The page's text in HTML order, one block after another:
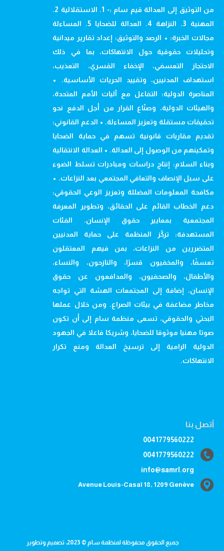
من التوثيق إلى العدالة قيم سام :- 1. الاستقلالية 2.
المهنية 3. النزاهة 4. العدالة للضحايا 5. المساءلة
مجالات الخبرة: • الرصد والتوثيق: إعداد تقارير ميدانية
وتحليلات حقوقية حول الانتهاكات، بما في ذلك
الاحتجاز التعسفي، الإخفاء القسري، التعذيب،
استهداف المدنيين، وتقييد الحريات الأساسية. •
المناصرة الدولية: التفاعل مع آليات الأمم المتحدة،
والهيئات الدولية، وصنّاع القرار من أجل الدفع نحو
تحقيقات مستقلة وتعزيز المساءلة. • الدعم القانوني:
تقديم مقاربات قانونية تسهم في حماية الضحايا
وتمكينهم من الوصول إلى العدالة. • العدالة الانتقالية
وبناء السلام: إنتاج دراسات ومبادرات تسلط الضوء
على سبل الإنصاف والتعافي المجتمعي بعد النزاعات. •
مكافحة المعلومات المضللة وتعزيز الوعي الحقوقي:
دعم الخطاب القائم على الحقائق، وتطوير المعرفة
المجتمعية بمعايير حقوق الإنسان. الفئات
المستهدفة: تركّز المنظمة على حماية المدنيين
المتضررين من النزاعات، بمن فيهم المعتقلون
تعسفًا، والمخفيون قسرًا، والنازحون، والنساء،
والأطفال، والصحفيون، والمدافعون عن حقوق
الإنسان، إضافة إلى المجتمعات الهشة التي تواجه
مخاطر مضاعفة في بيئات الصراع. ومن خلال عملها
البحثي والحقوقي، تسعى منظمة سام إلى أن تكون
صوتا مهنيا موثوقا للضحايا، وشريكا فاعلا في الجهود
الدولية الرامية إلى ترسيخ العدالة ومنع تكرار
الانتهاكات.
أتصل بنا
0041779560222
0041779560222
info@samrl.org
Avenue Louis-Casaï 18, 1209 Genève
جميع الحقوق محفوظة لمنظمة سام © 2023، تصميم وتطوير